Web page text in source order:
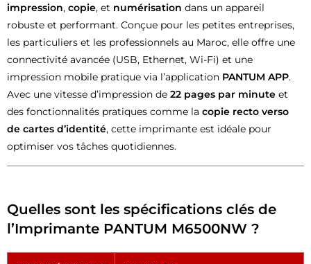
impression, copie, et numérisation dans un appareil
robuste et performant. Conçue pour les petites entreprises,
les particuliers et les professionnels au Maroc, elle offre une
connectivité avancée (USB, Ethernet, Wi-Fi) et une
impression mobile pratique via l’application PANTUM APP.
Avec une vitesse d’impression de 22 pages par minute et
des fonctionnalités pratiques comme la copie recto verso
de cartes d’identité, cette imprimante est idéale pour
optimiser vos tâches quotidiennes.
Quelles sont les spécifications clés de
l’Imprimante PANTUM M6500NW ?